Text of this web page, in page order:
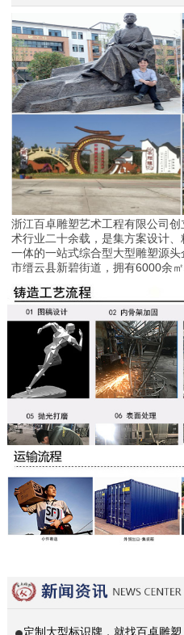
浙江百卓雕塑艺术工程有限公司
术行业二十余载，是集方案设计
一体的一站式综合型大型雕塑源
市缙云县新碧街道，拥有6000余
定制大型标识牌，就找百卓雕塑